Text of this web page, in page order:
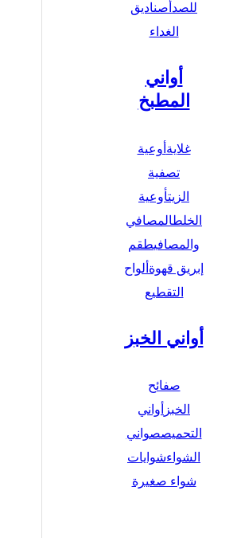
للصدأصناديق
الغداء
أواني
المطبخ
غلايةأوعية
تصفية
الزيت أوعية
الخلطالمصافي
والمصافيطقم
إبريق قهوةألواح
التقطيع
أواني الخبز
صفائح
الخبزأواني
التحميصصواني
الشواء شوايات
شواء صغيرة